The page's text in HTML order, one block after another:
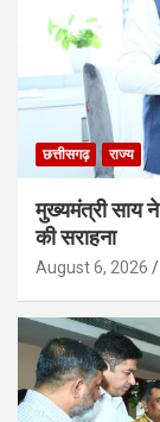
छत्तीसगढ़ राज्य
मुख्यमंत्री साय
की सराहना
August 6, 2026